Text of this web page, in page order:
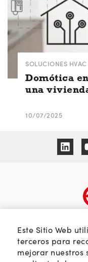
SOLUCIONES HVAC
Domótica
una
10/07/2025
TEMÁTICAS
Calidad del
Passivhaus
Este Sitio Web
terceros para
mejorar nuestros